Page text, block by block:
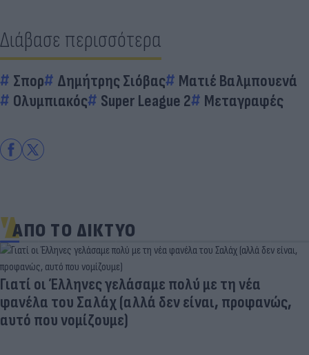
Διάβασε περισσότερα
Σπορ Δημήτρης Σιόβας
Ματιέ Βαλμπουενά
Ολυμπιακός
Super League 2 Μεταγραφές
ΑΠΟ ΤΟ ΔΙΚΤΥΟ
Γιατί οι Έλληνες γελάσαμε πολύ με τη νέα
φανέλα του Σαλάχ (αλλά δεν είναι, προφανώς,
αυτό που νομίζουμε)